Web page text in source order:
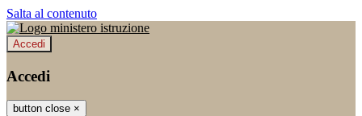
Salta al contenuto
Accedi
Accedi
button close ×